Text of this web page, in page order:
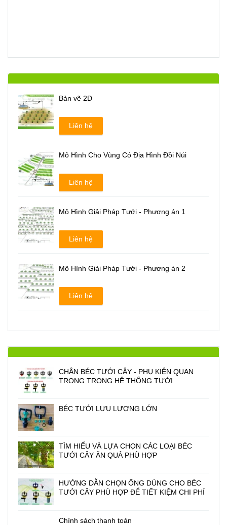
Bản vẽ 2D
Liên hệ
Mô Hình Cho Vùng Có Địa Hình Đồi Núi
Liên hệ
Mô Hình Giải Pháp Tưới - Phương án 1
Liên hệ
Mô Hình Giải Pháp Tưới - Phương án 2
Liên hệ
CHÂN BÉC TƯỚI CÂY - PHỤ KIỆN QUAN
TRONG TRONG HỆ THỐNG TƯỚI
BÉC TƯỚI LƯU LƯỢNG LỚN
TÌM HIỂU VÀ LỰA CHỌN CÁC LOẠI BÉC
TƯỚI CÂY ĂN QUẢ PHÙ HỢP
HƯỚNG DẪN CHỌN ỐNG DÙNG CHO BÉC
TƯỚI CÂY PHÙ HỢP ĐỂ TIẾT KIỆM CHI PHÍ
Chính sách thanh toán